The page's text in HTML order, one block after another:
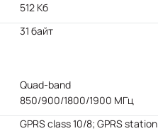
512 Kб
31 байт
Quad-band
850/900/1800/1900 МГц
GPRS class 10/8; GPRS station